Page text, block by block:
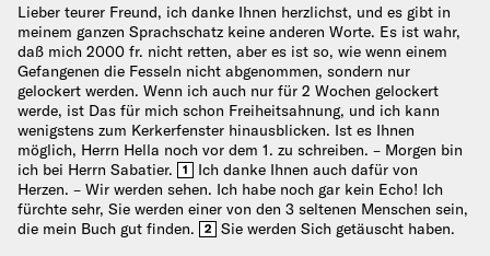
Lieber teurer Freund, ich danke Ihnen herzlichst, und es gibt in
meinem ganzen Sprachschatz keine anderen Worte. Es ist wahr,
daß mich 2000 fr. nicht retten, aber es ist so, wie wenn einem
Gefangenen die Fesseln nicht abgenommen, sondern nur
gelockert werden. Wenn ich auch nur für 2 Wochen gelockert
werde, ist Das für mich schon Freiheitsahnung, und ich kann
wenigstens zum Kerkerfenster hinausblicken. Ist es Ihnen
möglich, Herrn Hella noch vor dem 1. zu schreiben. – Morgen bin
ich bei Herrn Sabatier.
1
Ich danke Ihnen auch dafür von
Herzen. – Wir werden sehen. Ich habe noch gar kein Echo! Ich
fürchte sehr, Sie werden einer von den 3 seltenen Menschen sein,
die mein Buch gut finden.
2 Sie werden Sich getäuscht haben.